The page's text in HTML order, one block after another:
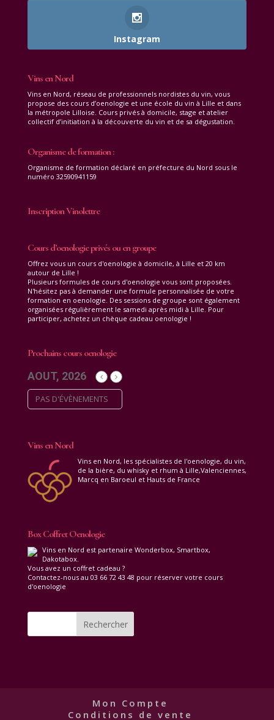
Instagram
Vins en Nord
Vins en Nord, réseau de professionnels nordistes du vin, vous
propose des cours d’oenologie et une école du vin à Lille et dans
la métropole Lilloise. Cours privés à domicile, stage et atelier
collectif d’initiation à la découverte du vin et de sa dégustation.
Organisme de formation :
Organisme de formation déclaré en préfecture du Nord sous le
numéro 32590941159
Inscription Vinolettre
Cours d’oenologie privés ou en groupe
Offrez vous un cours d'oenologie à domicile, à Lille et 20 km
autour de Lille !
Plusieurs formules de cours d'oenologie vous sont proposées.
N'hésitez pas à demander une formule personnalisée de votre
formation en oenologie. Des sessions de groupe sont également
organisées régulièrement le samedi après midi à Lille. Pour
participer, achetez un chèque cadeau oenologie !
Prochains cours oenologie
AOUT, 2026
PAS D'ÉVÈNEMENTS
Vins en Nord
Vins en Nord, les spécialistes de l'oenologie, du vin,
de la bière, du whisky et rhum à Lille,Valenciennes,
Marcq en Baroeul et Hauts de France
Box Coffret Oenologie
Vins en Nord est partenaire Wonderbox, Smartbox,
Dakotabox.
Vous avez un coffret cadeau ?
Contactez-nous au 03 66 72 43 48 pour réserver votre cours
d'oenologie
Mon Compte
Conditions de vente